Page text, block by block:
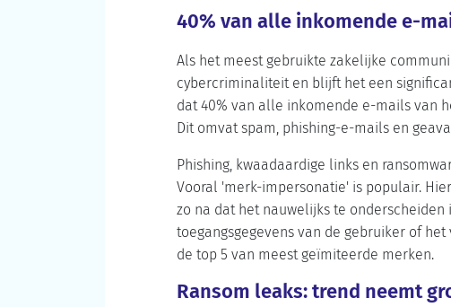
40% van alle inkomende e-
Als het meest gebruikte zakelijke
cybercriminaliteit en blijft het een
dat 40% van alle inkomende e-mails van
Dit omvat spam, phishing-e-mails en
Phishing, kwaadaardige links en
Vooral 'merk-impersonatie' is populair.
zo na dat het nauwelijks te
toegangsgegevens van de gebruiker of
de top 5 van meest geïmiteerde merken.
Ransom leaks: trend neemt